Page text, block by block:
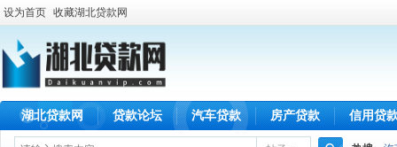
设为首页 收藏湖北贷款网
湖北贷款网 贷款论坛 汽车贷款 房产贷款 信用贷